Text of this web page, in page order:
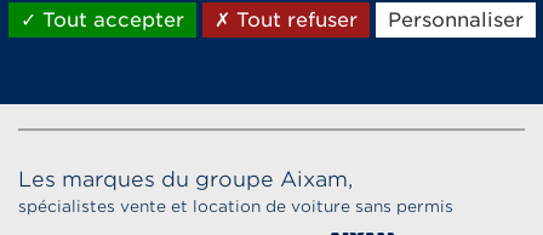
Les marques du groupe Aixam,
spécialistes vente et location de voiture sans permis
Tout accepter Tout refuser Personnaliser